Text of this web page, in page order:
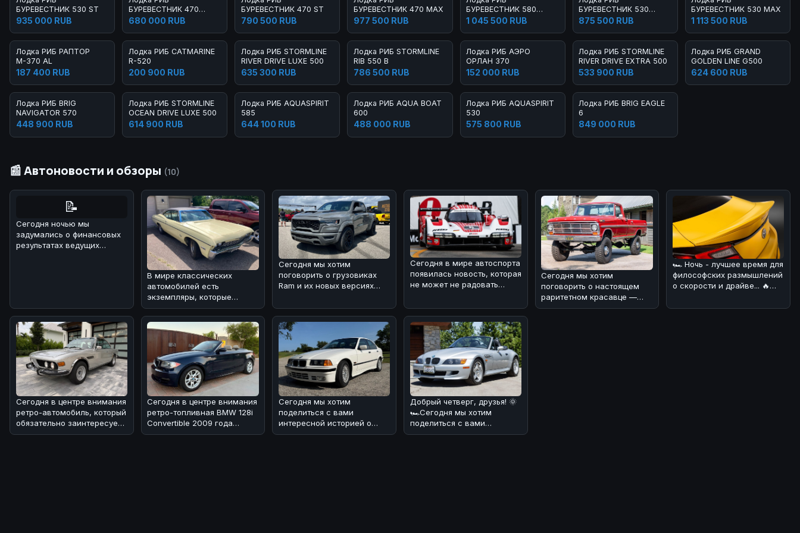
БУРЕВЕСТНИК 530 ST
935 000 RUB
БУРЕВЕСТНИК 470
LIGHT
680 000 RUB
БУРЕВЕСТНИК 470 ST
790 500 RUB
БУРЕВЕСТНИК 470 MAX
977 500 RUB
БУРЕВЕСТНИК 580
LIGHT
1 045 500 RUB
БУРЕВЕСТНИК 530
LIGHT
875 500 RUB
БУРЕВЕСТНИК 530 MAX
1 113 500 RUB
Лодка РИБ РАПТОР
М-370 AL
187 400 RUB
Лодка РИБ CATMARINE
R-520
200 900 RUB
Лодка РИБ STORMLINE
RIVER DRIVE LUXE 500
635 300 RUB
Лодка РИБ STORMLINE
RIB 550 B
786 500 RUB
Лодка РИБ АЭРО
ОРЛАН 370
152 000 RUB
Лодка РИБ STORMLINE
RIVER DRIVE EXTRA 500
533 900 RUB
Лодка РИБ GRAND
GOLDEN LINE G500
624 600 RUB
Лодка РИБ BRIG
NAVIGATOR 570
448 900 RUB
Лодка РИБ STORMLINE
OCEAN DRIVE LUXE 500
614 900 RUB
Лодка РИБ AQUASPIRIT
585
644 100 RUB
Лодка РИБ AQUA BOAT
600
488 000 RUB
Лодка РИБ AQUASPIRIT
530
575 800 RUB
Лодка РИБ BRIG EAGLE
6
849 000 RUB
📰 Автоновости и обзоры (10)
📝
Сегодня ночью мы
задумались о финансовых
результатах ведущих
В мире классических
автомобилей есть
экземпляры, которые
вызывают особую
ностальгию и восхищение
🚗.
Сегодня мы хотим
поговорить о грузовиках
Ram и их новых версиях
⚡По нашему м
Сегодня в мире автоспорта
появилась новость, которая
не может не радовать
Motors
Сегодня мы хотим
поговорить о настоящем
раритетном красавце —
Ford F-250 Highboy 1969
🏎 Ночь - лучшее время для
философских размышлений
о скорости и драйве... 🔥
Сегодня в центре внимания
ретро-автомобиль, который
обязательно заинтересует
поклонников BMW! 🏎Речь
Сегодня в центре внимания
ретро-топливная BMW 128i
Convertible 2009 года
выпуска с 6-скоростной
Сегодня мы хотим
поделиться с вами
интересной историей о
редком экземпляре BMW
Добрый четверг, друзья! 🌞
🏎Сегодня мы хотим
поделиться с вами
интересной находкой -